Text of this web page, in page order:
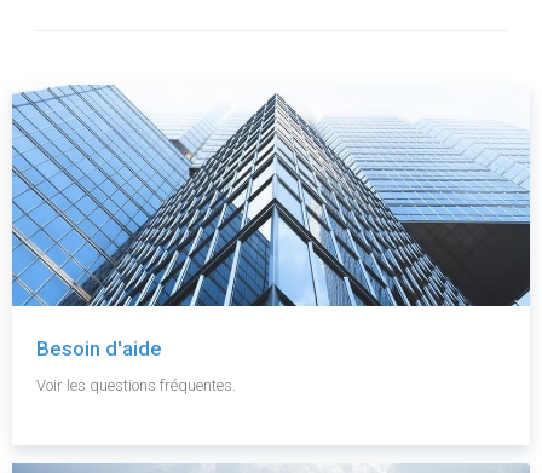
Besoin d'aide
Voir les questions fréquentes.